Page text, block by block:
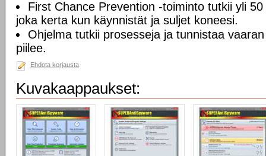
First Chance Prevention -toiminto tutkii yli
joka kerta kun käynnistät ja suljet koneesi.
Ohjelma tutkii prosesseja ja tunnistaa
piilee.
Ehdota korjausta
Kuvakaappaukset: